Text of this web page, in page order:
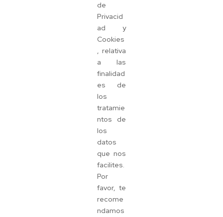
de
Privacid
ad y
Cookies
, relativa
a las
finalidad
es de
los
tratamie
ntos de
los
datos
que nos
facilites.
Por
favor, te
recome
ndamos